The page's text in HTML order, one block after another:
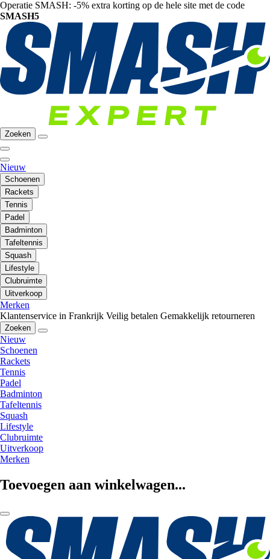
Operatie SMASH: -5% extra korting op de hele site met de code
SMASH5
Zoeken
Nieuw
Schoenen
Rackets
Tennis
Padel
Badminton
Tafeltennis
Squash
Lifestyle
Clubruimte
Uitverkoop
Merken
Klantenservice in Frankrijk Veilig betalen Gemakkelijk retourneren
Zoeken
Nieuw
Schoenen
Rackets
Tennis
Padel
Badminton
Tafeltennis
Squash
Lifestyle
Clubruimte
Uitverkoop
Merken
Toevoegen aan winkelwagen...